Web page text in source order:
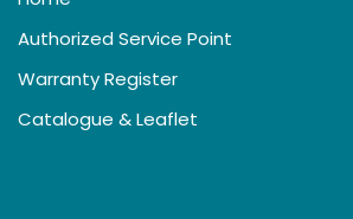
Authorized Service Point
Warranty Register
Catalogue & Leaflet